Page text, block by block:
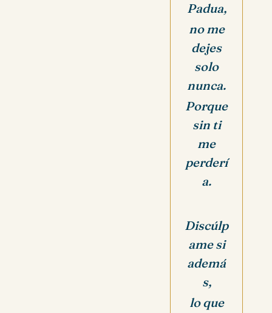
Padua,
no me
dejes
solo
nunca.
Porque
sin ti
me
perderí
a.
Discúlp
ame si
ademá
s,
lo que